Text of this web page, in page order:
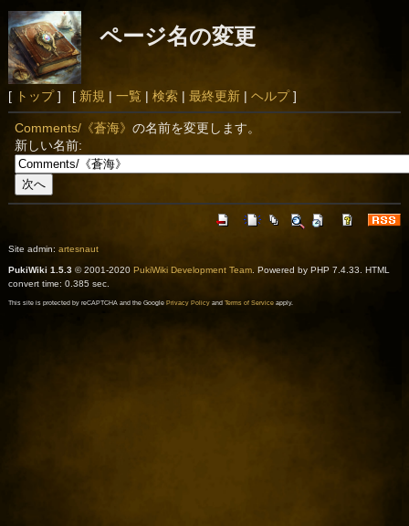
ページ名の変更
[ トップ] [ 新規 | 一覧 | 検索| 最終更新| ヘルプ]
Comments/《蒼海》の名前を変更します。
新しい名前:
Site admin: artesnaut
PukiWiki 1.5.3© 2001-2020 PukiWiki Development Team. Powered by PHP 7.4.33. HTML
convert time: 0.385 sec.
This site is protected by reCAPTCHA and the Google Privacy Policyand Terms of Serviceapply.